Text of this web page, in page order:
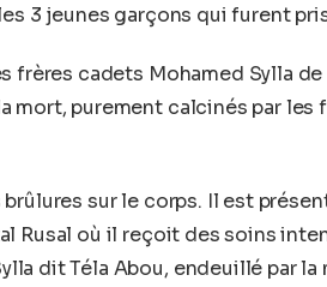
3 jeunes garçons qui furent
frères cadets Mohamed Sylla de
mort, purement calcinés par les
sur le corps. Il est
Rusal où il reçoit des soins
dit Téla Abou, endeuillé par la